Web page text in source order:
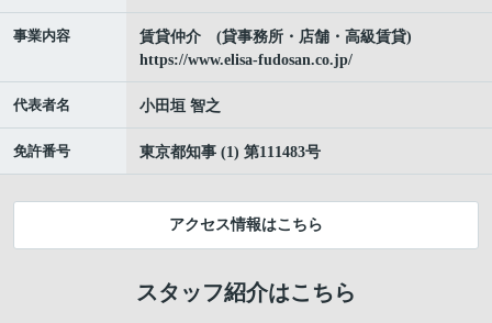
事業内容
賃貸仲介 (貸事務所・店舗・高級賃貸)
https://www.elisa-fudosan.co.jp/
代表者名 小田垣 智之
免許番号 東京都知事 (1) 第111483号
アクセス情報はこちら
スタッフ紹介はこちら